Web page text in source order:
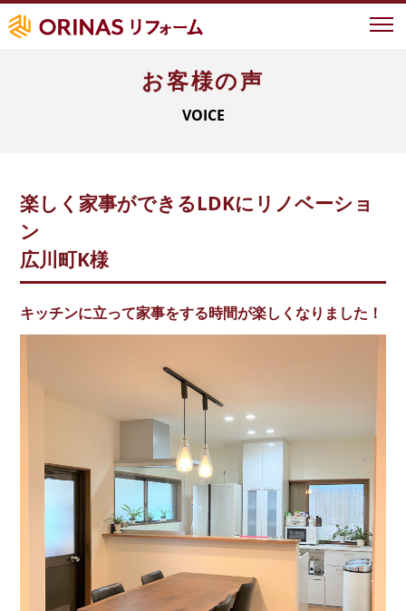
イベント情報
LIXIL認定の技術力
お客様の声
事例紹介
よくあるご質問
不動産について
ORINASについて
会社概要
代表挨拶
スタッフ紹介
求人情報
スタッフブログ
お客様の声
VOICE
楽しく家事ができるLDKにリノベーショ
ン
広川町K様
キッチンに立って家事をする時間が楽しくなりました！